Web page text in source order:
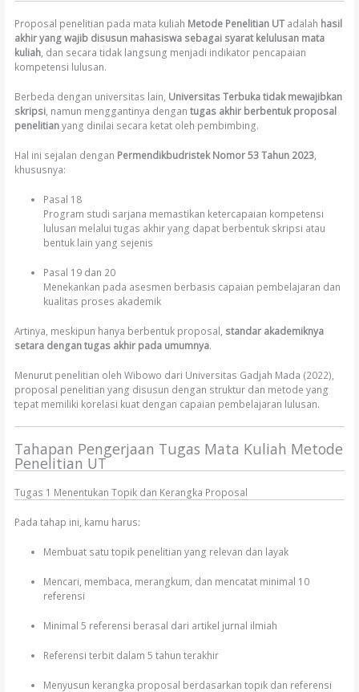
Proposal penelitian pada mata kuliah Metode Penelitian UT adalah hasil
akhir yang wajib disusun mahasiswa sebagai syarat kelulusan mata
kuliah , dan secara tidak langsung menjadi indikator pencapaian
kompetensi lulusan.
Berbeda dengan universitas lain, Universitas Terbuka tidak mewajibkan
skripsi , namun menggantinya dengantugas akhir berbentuk proposal
penelitianyang dinilai secara ketat oleh pembimbing.
Hal ini sejalan dengan Permendikbudristek Nomor 53 Tahun 2023
khususnya:
Pasal 18
Program studi sarjana memastikan ketercapaian kompetensi
lulusan melalui tugas akhir yang dapat berbentuk skripsi atau
bentuk lain yang sejenis
Pasal 19 dan 20
Menekankan pada asesmen berbasis capaian pembelajaran dan
kualitas proses akademik
Artinya, meskipun hanya berbentuk proposal, standar akademiknya
setara dengan tugas akhir pada umumnya.
Menurut penelitian oleh Wibowo dari Universitas Gadjah Mada (2022),
proposal penelitian yang disusun dengan struktur dan metode yang
tepat memiliki korelasi kuat dengan capaian pembelajaran lulusan.
Tahapan Pengerjaan Tugas Mata Kuliah Metode
Penelitian UT
Tugas 1 Menentukan Topik dan Kerangka Proposal
Pada tahap ini, kamu harus:
Membuat satu topik penelitian yang relevan dan layak
Mencari, membaca, merangkum, dan mencatat minimal 10
referensi
Minimal 5 referensi berasal dari artikel jurnal ilmiah
Referensi terbit dalam 5 tahun terakhir
Menyusun kerangka proposal berdasarkan topik dan referensi